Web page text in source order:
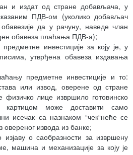
и издат од стране добављача, у
ПДВ-ом (уколико добављач
да у рачуну, наведе члан
обавеза плаћања ПДВ-а);
инвестиције за коју је, у
утврђена обавеза издавања
предметне инвестиције и то:
или извод, оверене од стране
физичко лице извршило готовинско
може доставити само
исечак са назнаком “чек“неће се
извода из банке;
о саобразности за извршену
машина и механизације за коју је